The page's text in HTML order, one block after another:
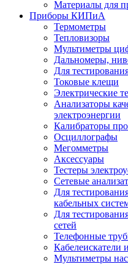
Материалы для
Приборы КИПиА
Термометры
Тепловизоры
Мультиметры
Дальномеры,
Для
Токовые клещи
Электрические
Анализаторы
электроэнергии
Калибраторы
Осциллографы
Мегомметры
Аксессуары
Тестеры
Сетевые
Для
кабельных
Для
сетей
Телефонные
Кабелеискатели
Мультиметры